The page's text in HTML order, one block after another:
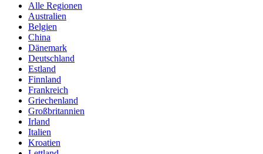
Alle Regionen
Australien
Belgien
China
Dänemark
Deutschland
Estland
Finnland
Frankreich
Griechenland
Großbritannien
Irland
Italien
Kroatien